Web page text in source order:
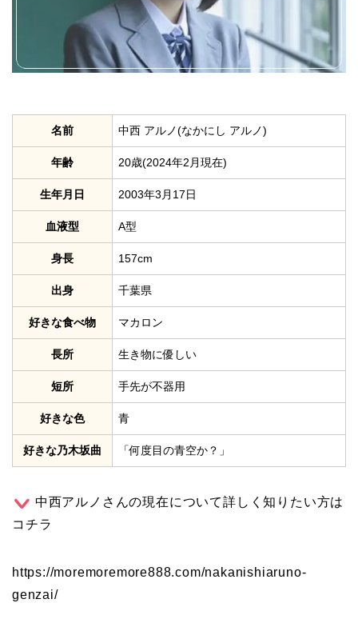
名前 中西 アルノ(なかにし アルノ)
年齢 20歳(2024年2月現在)
生年月日 2003年3月17日
血液型 A型
身長 157cm
出身 千葉県
好きな食べ物 マカロン
長所 生き物に優しい
短所 手先が不器用
好きな色 青
好きな乃木坂曲 「何度目の青空か？」
中西アルノさんの現在について詳しく知りたい方は
コチラ
https://moremoremore888.com/nakanishiaruno-
genzai/